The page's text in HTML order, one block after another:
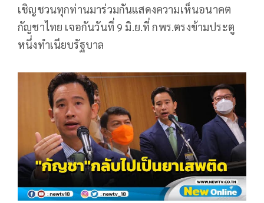
เชิญชวนทุกท่านมาร่วมกันแสดงความเห็นอนาคต
กัญชาไทย เจอกันวันที่ 9 มิ.ย.ที่ กพร.ตรงข้ามประตู
หนึ่งทำเนียบรัฐบาล